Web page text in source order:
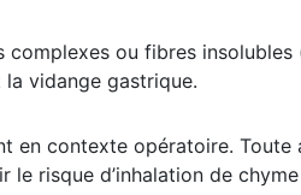
ou fibres insolubles
vidange gastrique.
en contexte opératoire. Toute
le risque d’inhalation de